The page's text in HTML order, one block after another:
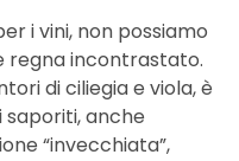
i vini, non possiamo
regna incontrastato.
di ciliegia e viola, è
saporiti, anche
“invecchiata”,